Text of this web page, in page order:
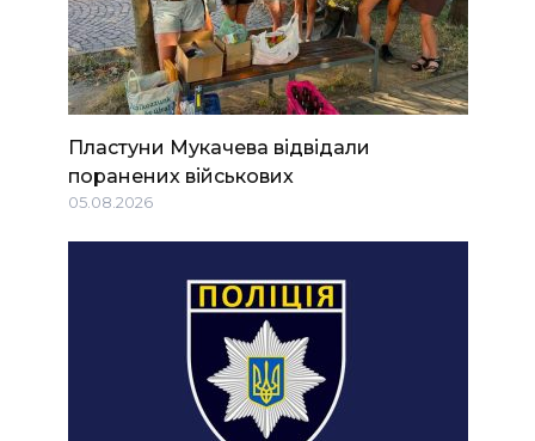
Пластуни Мукачева відвідали
поранених військових
05.08.2026